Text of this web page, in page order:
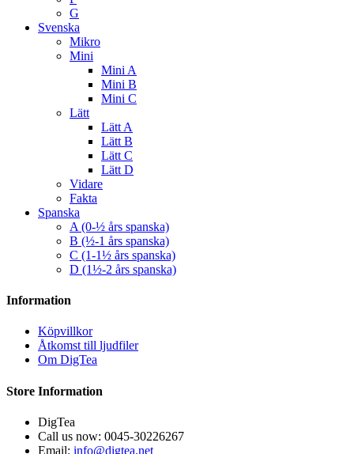
G
Svenska
Mikro
Mini
Mini A
Mini B
Mini C
Lätt
Lätt A
Lätt B
Lätt C
Lätt D
Vidare
Fakta
Spanska
A (0-½ års spanska)
B (½-1 års spanska)
C (1-1½ års spanska)
D (1½-2 års spanska)
Information
Köpvillkor
Åtkomst till ljudfiler
Om DigTea
Store Information
DigTea
Call us now: 0045-30226267
Email: info@digtea.net